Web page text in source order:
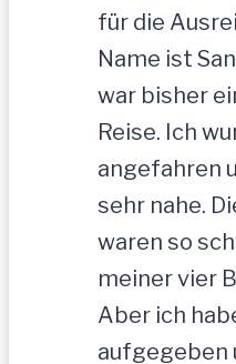
für die
Name ist
war bisher
Reise. Ich
angefahren
sehr nahe.
waren so
meiner vier
Aber ich
aufgegeben